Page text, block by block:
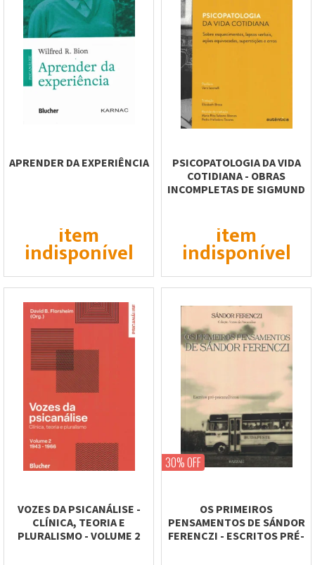
APRENDER DA EXPERIÊNCIA
item
indisponível
PSICOPATOLOGIA DA VIDA
COTIDIANA - OBRAS
INCOMPLETAS DE SIGMUND
item
indisponível
VOZES DA PSICANÁLISE -
CLÍNICA, TEORIA E
PLURALISMO - VOLUME 2
30% OFF
OS PRIMEIROS
PENSAMENTOS DE SÁNDOR
FERENCZI - ESCRITOS PRÉ-